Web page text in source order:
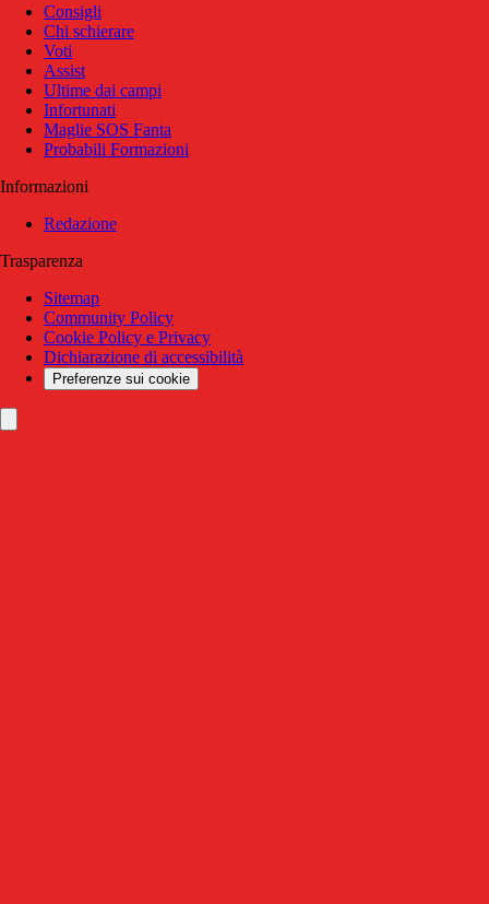
Consigli
Chi schierare
Voti
Assist
Ultime dai campi
Infortunati
Maglie SOS Fanta
Probabili Formazioni
Informazioni
Redazione
Trasparenza
Sitemap
Community Policy
Cookie Policy e Privacy
Dichiarazione di accessibilità
Preferenze sui cookie